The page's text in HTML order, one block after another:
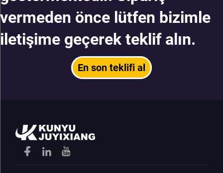
vermeden önce lütfen bizimle
iletişime geçerek teklif alın.
En son teklifi al